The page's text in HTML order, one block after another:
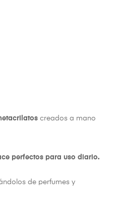
creados a mano
perfectos para uso diario.
de perfumes y